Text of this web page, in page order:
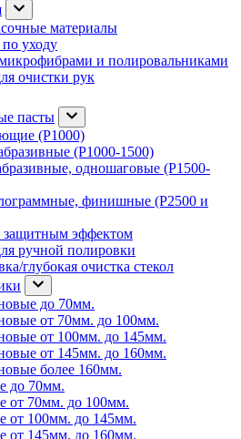
материалы
уходу
и полировальниками
очистки рук
пасты
(P1000)
(P1000-1500)
одношаговые (P1500-
финишные (P2500 и
защитным эффектом
ручной полировки
глубокая очистка стекол
до 70мм.
от 70мм. до 100мм.
от 100мм. до 145мм.
от 145мм. до 160мм.
более 160мм.
до 70мм.
от 70мм. до 100мм.
от 100мм. до 145мм.
от 145мм. до 160мм.